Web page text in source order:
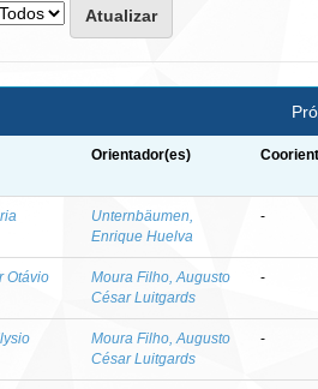
Orientador(es)
Unternbäumen,
Enrique Huelva
-
Otávio
Moura Filho, Augusto
César Luitgards
-
Moura Filho, Augusto
César Luitgards
-